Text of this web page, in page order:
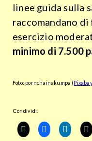
linee guida sulla
raccomandano
esercizio
minimo di 7.500
Foto: pornchainakumpa (
Condividi: